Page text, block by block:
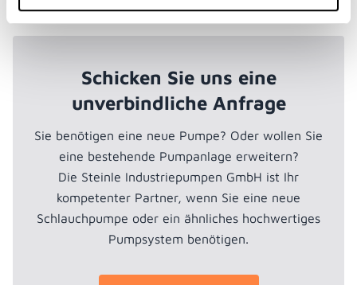
Schicken Sie uns eine
unverbindliche Anfrage
Sie benötigen eine neue Pumpe? Oder wollen Sie
eine bestehende Pumpanlage erweitern?
Die Steinle Industriepumpen GmbH ist Ihr
kompetenter Partner, wenn Sie eine neue
Schlauchpumpe oder ein ähnliches hochwertiges
Pumpsystem benötigen.